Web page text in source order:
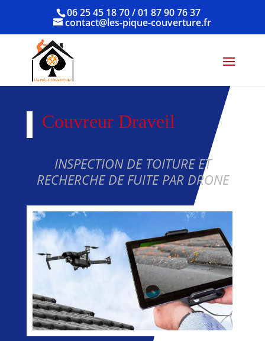
06 25 45 18 70 / 01 87 90 76 37
contact@les-pique-couverture.fr
Couvreur Draveil
INSPECTION DE TOITURE ET
RECHERCHE DE FUITE PAR DRONE